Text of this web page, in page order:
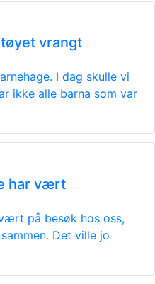
vrangt
I dag skulle vi
ikke alle barna som var
har vært
på besøk hos oss,
Det ville jo